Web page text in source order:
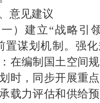
见建议
建立“战略引领
置谋划机制。强
在编制国土空间
时，同步开展重
载力评估和供给预